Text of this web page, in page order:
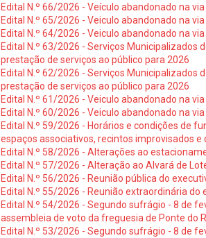
Edital N.º 66/2026 - Veículo abandonado na
Edital N.º 65/2026 - Veiculo abandonado na
Edital N.º 64/2026 - Veiculo abandonado na
Edital N.º 63/2026 - Serviços Municipalizados
prestação de serviços ao público para 2026
Edital N.º 62/2026 - Serviços Municipalizados
prestação de serviços ao público para 2026
Edital N.º 61/2026 - Veiculo abandonado na
Edital N.º 60/2026 - Veiculo abandonado na
Edital N.º 59/2026 - Horários e condições de
espaços associativos, recintos improvisados e
Edital N.º 58/2026 - Alterações ao
Edital N.º 57/2026 - Alteração ao Alvará de
Edital N.º 56/2026 - Reunião pública do
Edital N.º 55/2026 - Reunião extraordinária
Edital N.º 54/2026 - Segundo sufrágio - 8 de
assembleia de voto da freguesia de Ponte do
Edital N.º 53/2026 - Segundo sufrágio - 8 de